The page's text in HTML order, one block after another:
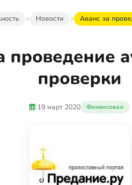
Новости Аванс за
проведение
проверки
19 март 2020 Финансовая